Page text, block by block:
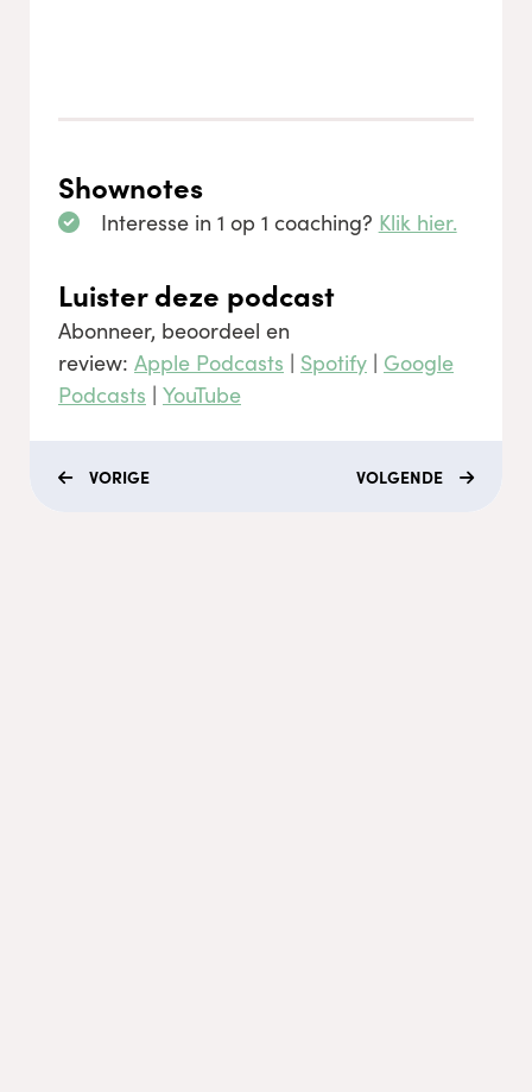
Shownotes
Interesse in 1 op 1 coaching? Klik hier.
Luister deze podcast
Abonneer, beoordeel en
review: Apple Podcasts | Spotify | Google
Podcasts | YouTube
VORIGE VOLGENDE